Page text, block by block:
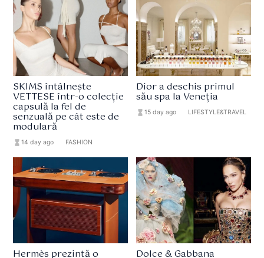
SKIMS întâlnește
VETTESE într-o colecție
capsulă la fel de
senzuală pe cât este de
modulară
hourglass_full14 day ago FASHION
Dior a deschis primul
său spa la Veneția
hourglass_full 15 day ago LIFESTYLE&TRAVEL
Hermès prezintă o Dolce & Gabbana